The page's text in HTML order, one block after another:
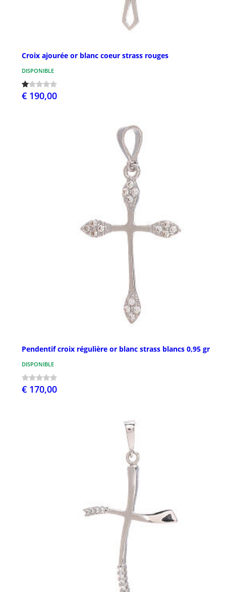
Croix ajourée or blanc coeur strass rouges
DISPONIBLE
€ 190,00
Pendentif croix régulière or blanc strass blancs 0,95 gr
DISPONIBLE
€ 170,00